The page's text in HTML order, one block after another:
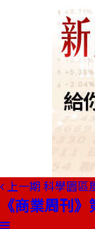
上一期 科學園區
《商業周刊